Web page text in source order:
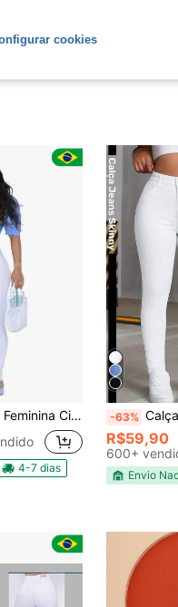
Com Lycra Branca e Preta
4-7 dias
-63% Calça Jeans Skinny
R$59,90
600+
Envio
cookies